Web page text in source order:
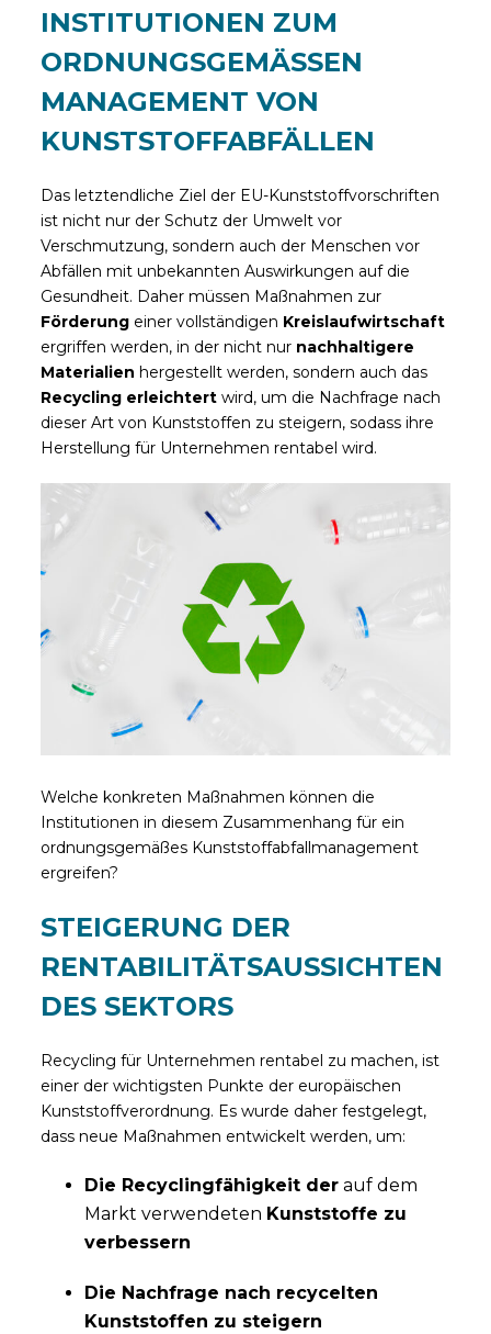
INSTITUTIONEN ZUM
ORDNUNGSGEMÄSSEN
MANAGEMENT VON
KUNSTSTOFFABFÄLLEN
Das letztendliche Ziel der EU-Kunststoffvorschriften
ist nicht nur der Schutz der Umwelt vor
Verschmutzung, sondern auch der Menschen vor
Abfällen mit unbekannten Auswirkungen auf die
Gesundheit. Daher müssen Maßnahmen zur
Förderung einer vollständigen Kreislaufwirtschaft
ergriffen werden, in der nicht nur nachhaltigere
Materialien hergestellt werden, sondern auch das
Recycling erleichtert wird, um die Nachfrage nach
dieser Art von Kunststoffen zu steigern, sodass ihre
Herstellung für Unternehmen rentabel wird.
Welche konkreten Maßnahmen können die
Institutionen in diesem Zusammenhang für ein
ordnungsgemäßes Kunststoffabfallmanagement
ergreifen?
STEIGERUNG DER
RENTABILITÄTSAUSSICHTEN
DES SEKTORS
Recycling für Unternehmen rentabel zu machen, ist
einer der wichtigsten Punkte der europäischen
Kunststoffverordnung. Es wurde daher festgelegt,
dass neue Maßnahmen entwickelt werden, um:
Die Recyclingfähigkeit der auf dem
Markt verwendeten Kunststoffe zu
verbessern
Die Nachfrage nach recycelten
Kunststoffen zu steigern